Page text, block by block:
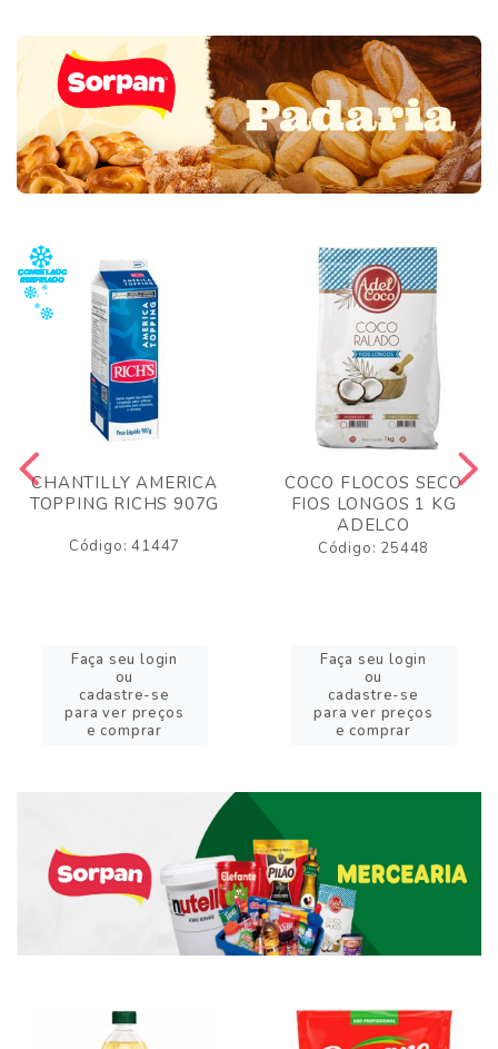
CHANTILLY AMERICA
TOPPING RICHS 907G
Código: 41447
Faça seu login
ou
cadastre-se
para ver preços
e comprar
COCO FLOCOS SECO
FIOS LONGOS 1 KG
ADELCO
Código: 25448
Faça seu login
ou
cadastre-se
para ver preços
e comprar